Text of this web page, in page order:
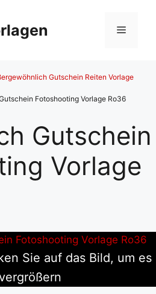
Menü
Gutschein Reiten Vorlage
Fotoshooting Vorlage Ro36
Gutschein
Vorlage
Sie auf das Bild, um es